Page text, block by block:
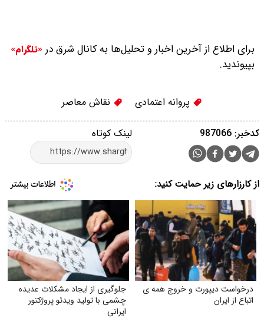
برای اطلاع از آخرین اخبار و تحلیل‌ها به کانال شرق در «تلگرام»
بپیوندید.
پروانه اعتمادی نقاش معاصر
لینک کوتاه کدخبر: 987066
از کارزارهای زیر حمایت کنید:
درخواست دیپورت و خروج همه ی
اتباع از ایران
جلوگیری از ایجاد مشکلات عدیده
چشمی با تولید ویدئو پروژکتور
ایرانی